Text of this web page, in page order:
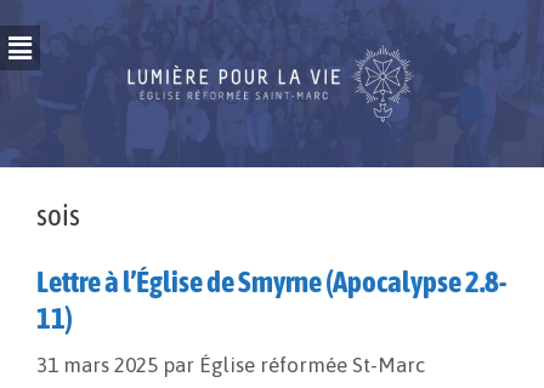
sois
Lettre à l’Église de Smyrne (Apocalypse 2.8-
11)
31 mars 2025 par Église réformée St-Marc